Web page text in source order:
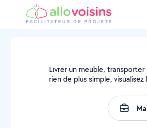
Livrer un meuble,
rien de plus simple,